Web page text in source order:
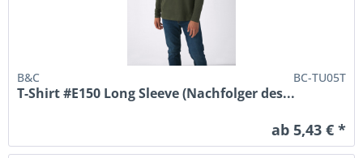
B&C BC-TU05T
T-Shirt #E150 Long Sleeve (Nachfolger des...
ab 5,43 € *